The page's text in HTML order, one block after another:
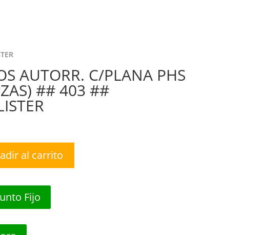
AUTORR. C/PLANA PHS
## 403 ##
al carrito
Fijo